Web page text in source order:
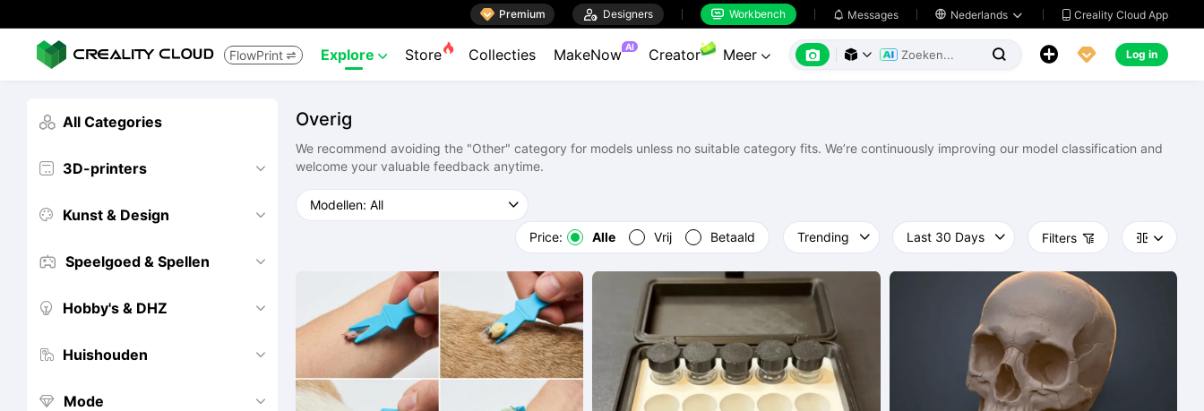
 Premium  Designers  Workbench  Messages  Nederlands   Creality Cloud App
FlowPrint  Explore  Store Collecties MakeNow AI Creator Meer        Log in
 All Categories
 3D-printers 
 Kunst & Design 
 Speelgoed & Spellen 
 Hobby's & DHZ 
 Huishouden 
 Mode 
Overig
We recommend avoiding the "Other" category for models unless no suitable category fits. We’re continuously improving our model classification and
welcome your valuable feedback anytime.
Price: Alle Vrij Betaald Filters   